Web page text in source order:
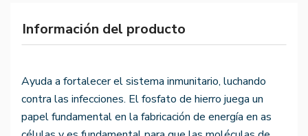
Información del producto
Ayuda a fortalecer el sistema inmunitario, luchando
contra las infecciones. El fosfato de hierro juega un
papel fundamental en la fabricación de energía en as